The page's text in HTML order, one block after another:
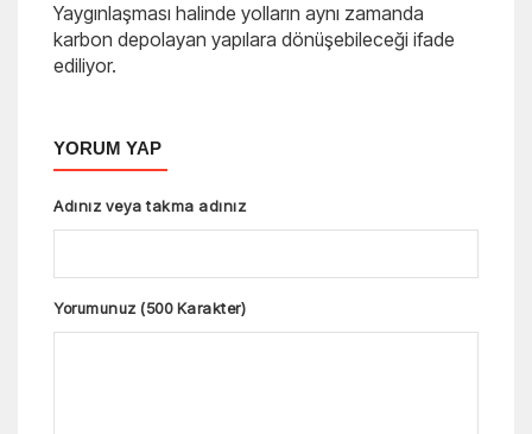
Yaygınlaşması halinde yolların aynı zamanda
karbon depolayan yapılara dönüşebileceği ifade
ediliyor.
YORUM YAP
Adınız veya takma adınız
Yorumunuz (500 Karakter)